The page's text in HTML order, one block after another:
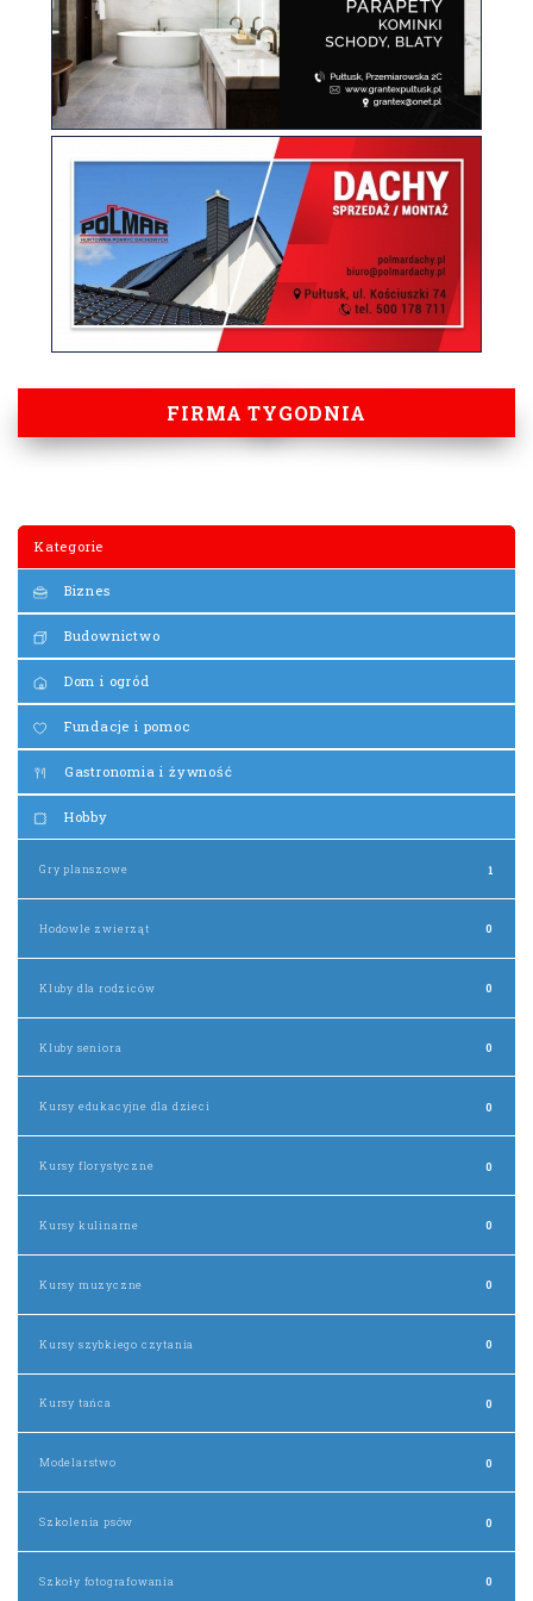
FIRMA TYGODNIA
Kategorie
Biznes
Budownictwo
Dom i ogród
Fundacje i pomoc
Gastronomia i żywność
Hobby
Gry planszowe 1
Hodowle zwierząt 0
Kluby dla rodziców 0
Kluby seniora 0
Kursy edukacyjne dla dzieci 0
Kursy florystyczne 0
Kursy kulinarne 0
Kursy muzyczne 0
Kursy szybkiego czytania 0
Kursy tańca 0
Modelarstwo 0
Szkolenia psów 0
Szkoły fotografowania 0